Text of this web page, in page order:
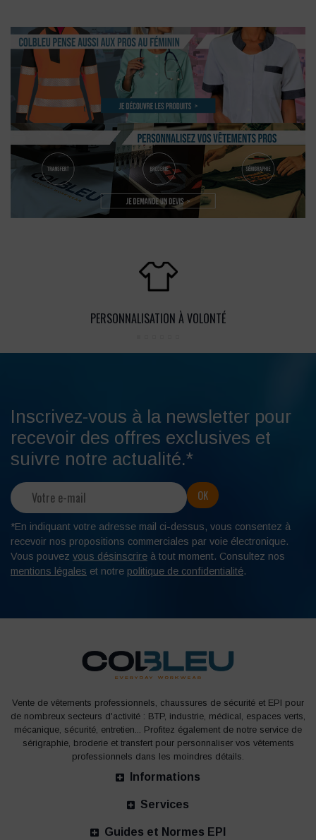
PERSONNALISATION À VOLONTÉ
Inscrivez-vous à la newsletter pour
recevoir des offres exclusives et
suivre notre actualité.*
*En indiquant votre adresse mail ci-dessus, vous consentez à
recevoir nos propositions commerciales par voie électronique.
Vous pouvez vous désinscrire à tout moment. Consultez nos
mentions légales et notre politique de confidentialité.
Vente de vêtements professionnels, chaussures de sécurité et EPI pour
de nombreux secteurs d'activité : BTP, industrie, médical, espaces verts,
mécanique, sécurité, entretien... Profitez également de notre service de
sérigraphie, broderie et transfert pour personnaliser vos vêtements
professionnels dans les moindres détails.
Informations
Services
Guides et Normes EPI